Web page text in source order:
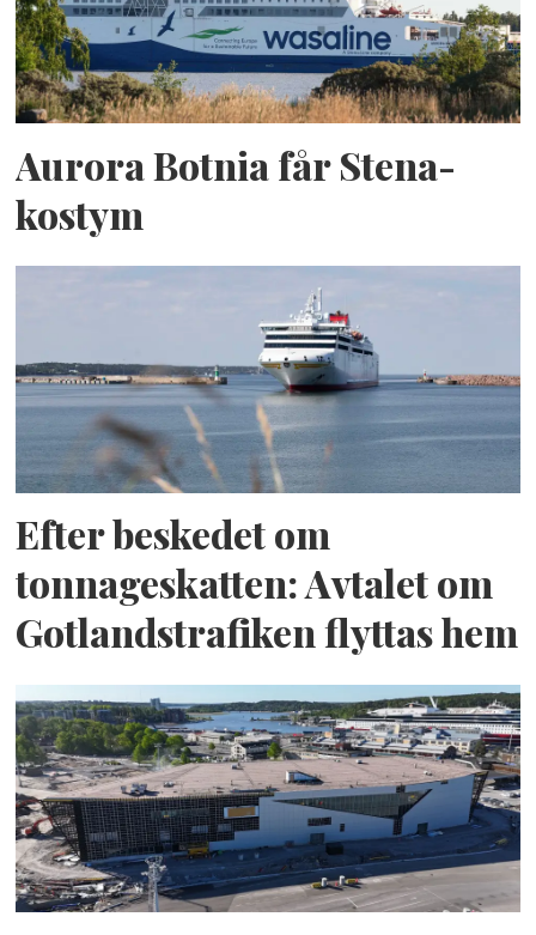
Aurora Botnia får Stena-
kostym
Efter beskedet om
tonnageskatten: Avtalet om
Gotlandstrafiken flyttas hem